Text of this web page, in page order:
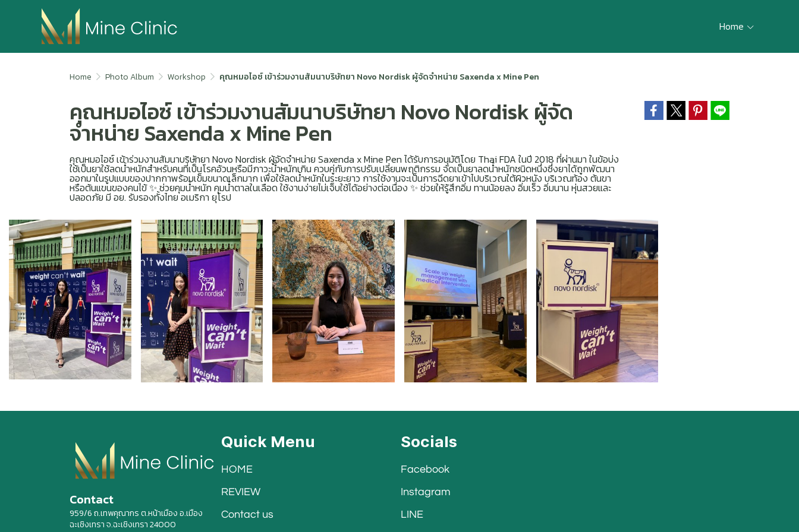
Home
Home Photo Album Workshop คุณหมอไอซ์ เข้าร่วมงานสัมนาบริษัทยา Novo Nordisk ผู้จัดจำหน่าย Saxenda x Mine Pen
คุณหมอไอซ์ เข้าร่วมงานสัมนาบริษัทยา Novo Nordisk ผู้จัด
จำหน่าย Saxenda x Mine Pen
คุณหมอไอซ์ เข้าร่วมงานสัมนาบริษัทยา Novo Nordisk ผู้จัดจำหน่าย Saxenda x Mine Pen ได้รับการอนุมัติโดย Thai FDA ในปี 2018 ที่ผ่านมา ในข้อบ่ง
ใช้เป็นยาใช้ลดน้ำหนักสำหรับคนที่เป็นโรคอ้วนหรือมีภาวะน้ำหนักเกิน ควบคู่กับการปรับเปลี่ยนพฤติกรรม จัดเป็นยาลดน้ำหนักชนิดหนึ่งซึ่งยาได้ถูกพัฒนา
ออกมาในรูปแบบของปากกาพร้อมเข็มขนาดเล็กมาก เพื่อใช้ลดน้ำหนักในระยะยาว การใช้งานจะเป็นการฉีดยาเข้าไปบริเวณใต้ผิวหนัง บริเวณท้อง ต้นขา
หรือต้นแขนของคนไข้ ✨ ช่วยคุมน้ำหนัก คุมน้ำตาลในเลือด ใช้งานง่ายไม่เจ็บใช้ได้อย่างต่อเนื่อง ✨ ช่วยให้รู้สึกอิ่ม ทานน้อยลง อิ่มเร็ว อิ่มนาน หุ่นสวยและ
ปลอดภัย มี อย. รับรองทั้งไทย อเมริกา ยุโรป
Contact
959/6 ถ.เทพคุณากร ต.หน้าเมือง อ.เมือง
ฉะเชิงเทรา จ.ฉะเชิงเทรา 24000
Quick Menu
HOME
REVIEW
Contact us
Socials
Facebook
Instagram
LINE